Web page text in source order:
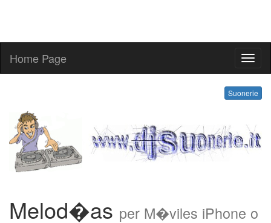
Home Page
Suonerie
Melod�as per M�viles iPhone o